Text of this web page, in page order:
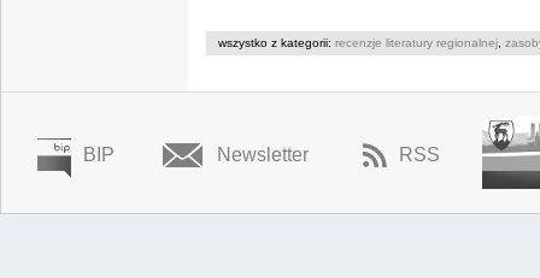
wszystko z kategorii: recenzje literatury regionalnej
BIP Newsletter RSS